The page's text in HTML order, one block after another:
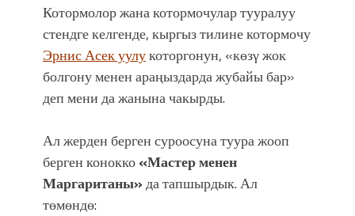
Котормолор жана котормочулар тууралуу
стендге келгенде, кыргыз тилине котормочу
Эрнис Асек уулукоторгонун, «көзγ жок
болгону менен араңыздарда жубайы бар»
деп мени да жанына чакырды.
Ал жерден берген суроосуна туура жооп
берген конокко«Мастер менен
Маргаританы»да тапшырдык. Ал
төмөндө: